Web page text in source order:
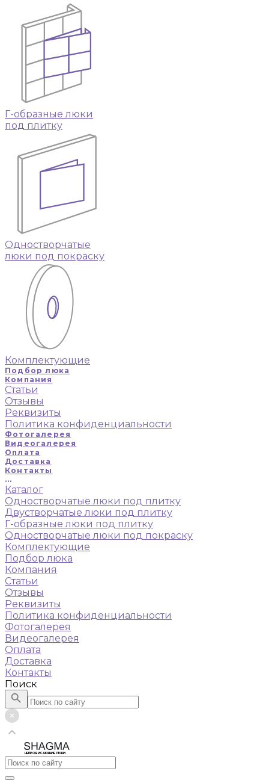
Г-образные люки
под плитку
Одностворчатые
люки под покраску
Комплектующие
Подбор люка
Компания
Статьи
Отзывы
Реквизиты
Политика конфиденциальности
Фотогалерея
Видеогалерея
Оплата
Доставка
Контакты
...
Каталог
Одностворчатые люки под плитку
Двустворчатые люки под плитку
Г-образные люки под плитку
Одностворчатые люки под покраску
Комплектующие
Подбор люка
Компания
Статьи
Отзывы
Реквизиты
Политика конфиденциальности
Фотогалерея
Видеогалерея
Оплата
Доставка
Контакты
Поиск
НЕПРОВИСАЮЩИЕ ЛЮКИ